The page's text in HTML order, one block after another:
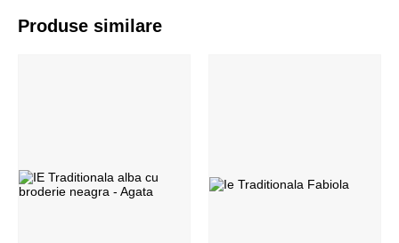
Produse similare